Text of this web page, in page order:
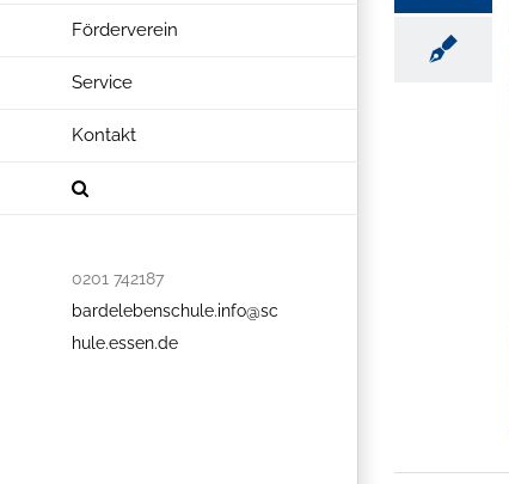
Förderverein
Service
Kontakt
0201 742187
bardelebenschule.info@sc
hule.essen.de